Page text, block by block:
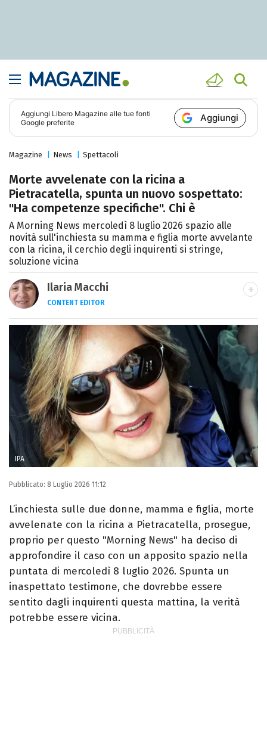
Aggiungi Libero Magazine alle tue fonti
Google preferite
Aggiungi
Magazine News Spettacoli
Morte avvelenate con la ricina a
Pietracatella, spunta un nuovo sospettato:
"Ha competenze specifiche". Chi è
A Morning News mercoledì 8 luglio 2026 spazio alle
novità sull'inchiesta su mamma e figlia morte avvelante
con la ricina, il cerchio degli inquirenti si stringe,
soluzione vicina
Ilaria Macchi
CONTENT EDITOR
Laureata in Linguaggi dei Media, amo il
giornalismo, il calcio, la TV e la moda, dove
cerco sempre le ultime tendenze.
IPA
Pubblicato: 8 Luglio 2026 11:12
L’inchiesta sulle due donne, mamma e figlia, morte
avvelenate con la ricina a Pietracatella, prosegue,
proprio per questo "Morning News" ha deciso di
approfondire il caso con un apposito spazio nella
puntata di mercoledì 8 luglio 2026. Spunta un
inaspettato testimone, che dovrebbe essere
sentito dagli inquirenti questa mattina, la verità
potrebbe essere vicina.